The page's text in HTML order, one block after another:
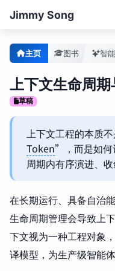
Jimmy Song
主页 图书 智
上下文生命周
草稿
上下文工程的本质
Token”，而是如何
周期内有序演进、收
在长期运行、具备自治
生命周期管理会导致上
下文视为一种工程对象
译模型，为生产级智能